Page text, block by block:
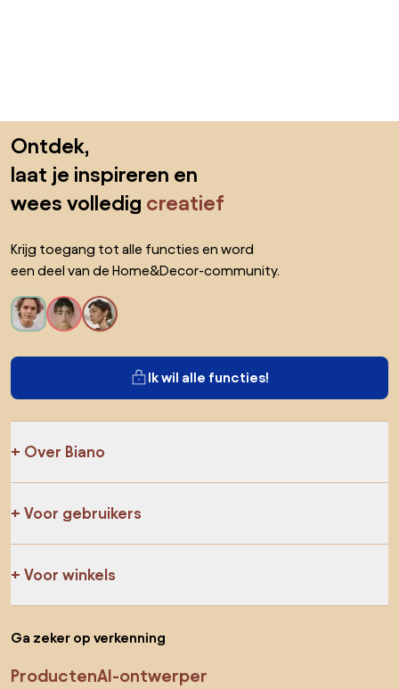
Ontdek,
laat je inspireren en
wees volledig creatief
Krijg toegang tot alle functies en word
een deel van de Home&Decor-community.
Ik wil alle functies!
Over Biano
Voor gebruikers
Voor winkels
Ga zeker op verkenning
ProductenAI-ontwerper